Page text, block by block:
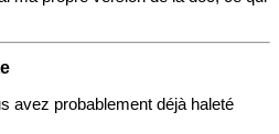
avez probablement déjà haleté